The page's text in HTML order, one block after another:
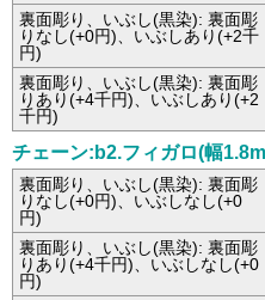
裏面彫り、いぶし(黒染): 裏面彫
りなし(+0円)、いぶしあり(+2千
円)
裏面彫り、いぶし(黒染): 裏面彫
りあり(+4千円)、いぶしあり(+2
千円)
チェーン:b2.フィガロ(幅
裏面彫り、いぶし(黒染): 裏面彫
りなし(+0円)、いぶしなし(+0
円)
裏面彫り、いぶし(黒染): 裏面彫
りあり(+4千円)、いぶしなし(+0
円)